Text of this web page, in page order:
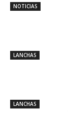
NOTICIAS
LANCHAS
LANCHAS